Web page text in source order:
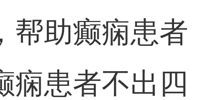
帮助癫痫患者
痫患者不出四